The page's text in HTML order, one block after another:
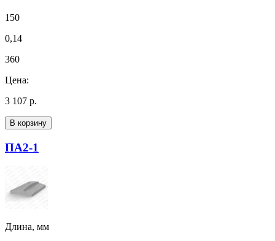
150
0,14
360
Цена:
3 107 р.
В корзину
ПА2-1
Длина, мм